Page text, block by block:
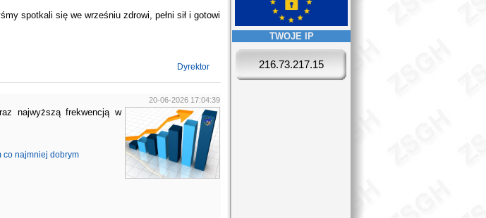
spotkali się we wrześniu zdrowi, pełni sił i gotowi
Dyrektor
20-06-2026 17:04:39
najwyższą frekwencją w
co najmniej dobrym
TWOJE IP
216.73.217.15